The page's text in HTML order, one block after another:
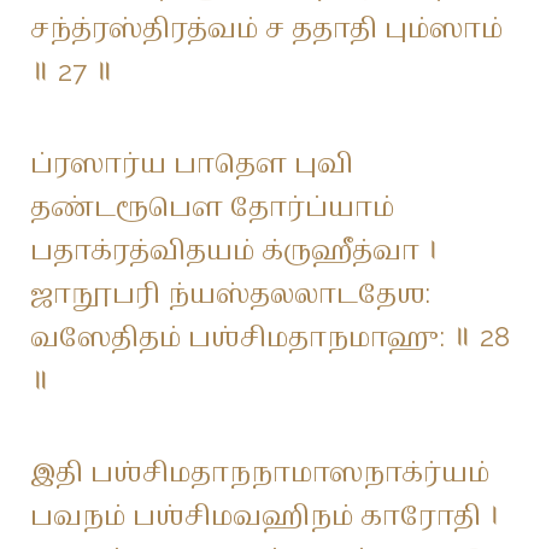
சந்த்ரஸ்திரத்வம் ச ததாதி பும்ஸாம்
॥ 27 ॥
ப்ரஸார்ய பாதௌ புவி
தண்டரூபௌ தோர்ப்யாம்
பதாக்ரத்விதயம் க்ருஹீத்வா ।
ஜாநூபரி ந்யஸ்தலலாடதேஶ:
வஸேதிதம் பஶ்சிமதாநமாஹு: ॥ 28
॥
இதி பஶ்சிமதாநநாமாஸநாக்ர்யம்
பவநம் பஶ்சிமவஹிநம் காரோதி ।